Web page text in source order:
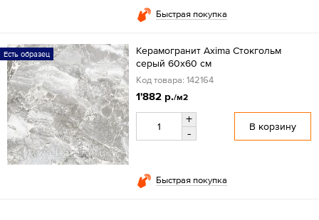
Быстрая покупка
Есть образец
Керамогранит Axima Стокгольм
серый 60х60 см
Код товара: 142164
1'882 р./м2
+
-
В корзину
Быстрая покупка